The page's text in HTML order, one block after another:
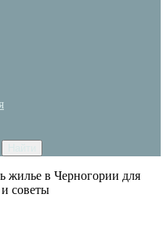
жилье в Черногории для
советы